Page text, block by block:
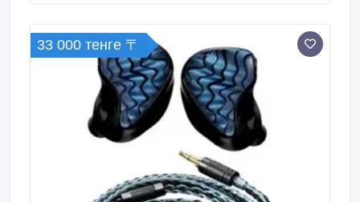
эффективно блокирует внешние шумовые помехи,
позволяя вам наслаждаться музыкой без
необходимости увеличения уровня громкости.
33 000 тенге 〒